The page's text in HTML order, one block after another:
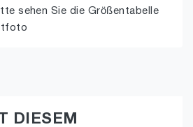
sehen Sie die Größentabelle
DIESEM